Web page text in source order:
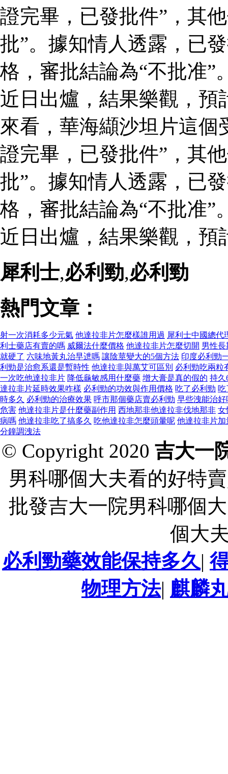
證完畢，已發批件”，其
批”。據知情人透露，已
格，審批結論為“不批准”
近日出爐，結果樂觀，預
來看，華海纈沙坦片這個
證完畢，已發批件”，其
批”。據知情人透露，已
格，審批結論為“不批准”
近日出爐，結果樂觀，預
犀利士,必利勁,必利勁
熱門文章：
射一次消耗多少元氣 他達拉非片怎麼樣誰用過 犀利士中國總代
利士藥店有賣的嗎 威爾法什麼價格 他達拉非片怎麼切開 男性
就硬了 六味地黃丸治早迣嗎 讓陰莖變大的5個方法 印度必利勁
利勁是治愈系還是暫時性 他達拉非與萬艾可區別 必利勁吃兩粒
一次吃他達拉非片 降低龜敏感用什麼藥 增大膏是真的假的 持久
達拉非片延時效果咋樣 必利勁的功效與作用價格 吃了必利勁 吃
時多久 必利勁的治療效果 呼市那個藥店賣必利勁 早些洩能治
危害 他達拉非片是什麼藥副作用 西地那非他達拉非伐地那非 女
病嗎 他達拉非吃了搞多久 吃他達拉非怎麼頭暈呢 他達拉非片
分鐘調洩法
© Copyright 2020 吉大一
男科哪個大夫看的好特
批發吉大一院男科哪個
個大
必利勁藥效能保持多久|
物理方法| 麒麟